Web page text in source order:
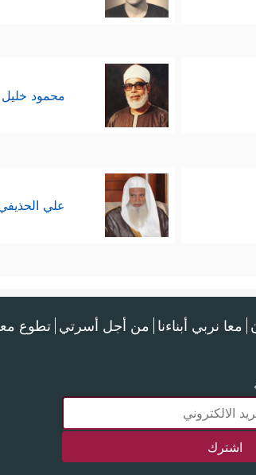
محمود
علي
معا نربي أبناءنا من أجل أسرتي تطوع